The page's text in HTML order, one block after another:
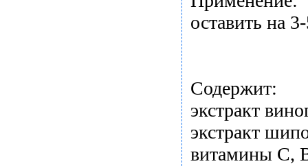
оставить на
Содержит:
экстракт
экстракт
витамины С,